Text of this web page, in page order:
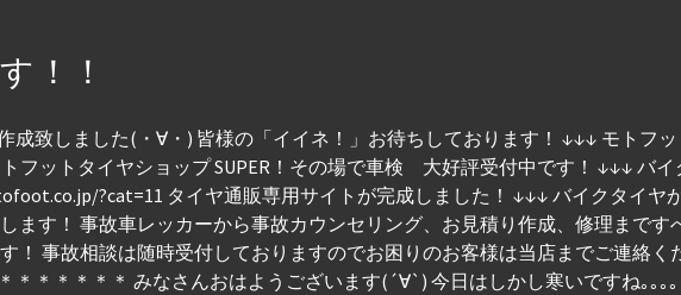
！！
成致しました(・∀・) 皆様の「イイネ！」お待ちしております！ ↓↓↓ モトフ
フットタイヤショップ SUPER！その場で車検 大好評受付中です！ ↓↓↓ バ
?cat=11 タイヤ通販専用サイトが完成しました！ ↓↓↓ バイクタイヤ
ます！ 事故車レッカーから事故カウンセリング、お見積り作成、修理まです
！ 事故相談は随時受付しておりますのでお困りのお客様は当店までご連絡く
＊＊＊＊＊＊ みなさんおはようございます(´∀`) 今日はしかし寒いですね｡｡｡